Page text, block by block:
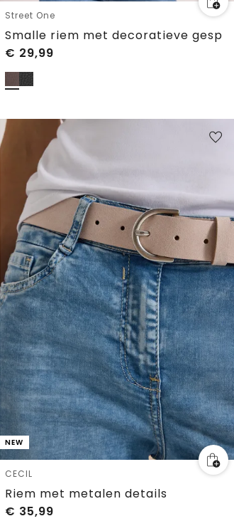
Street One
Smalle riem met decoratieve gesp
€ 29,99
NEW
CECIL
Riem met metalen details
€ 35,99